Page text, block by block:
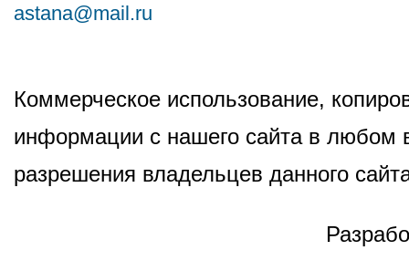
astana@mail.ru
Коммерческое использование,
информации с нашего сайта в любом
разрешения владельцев данного